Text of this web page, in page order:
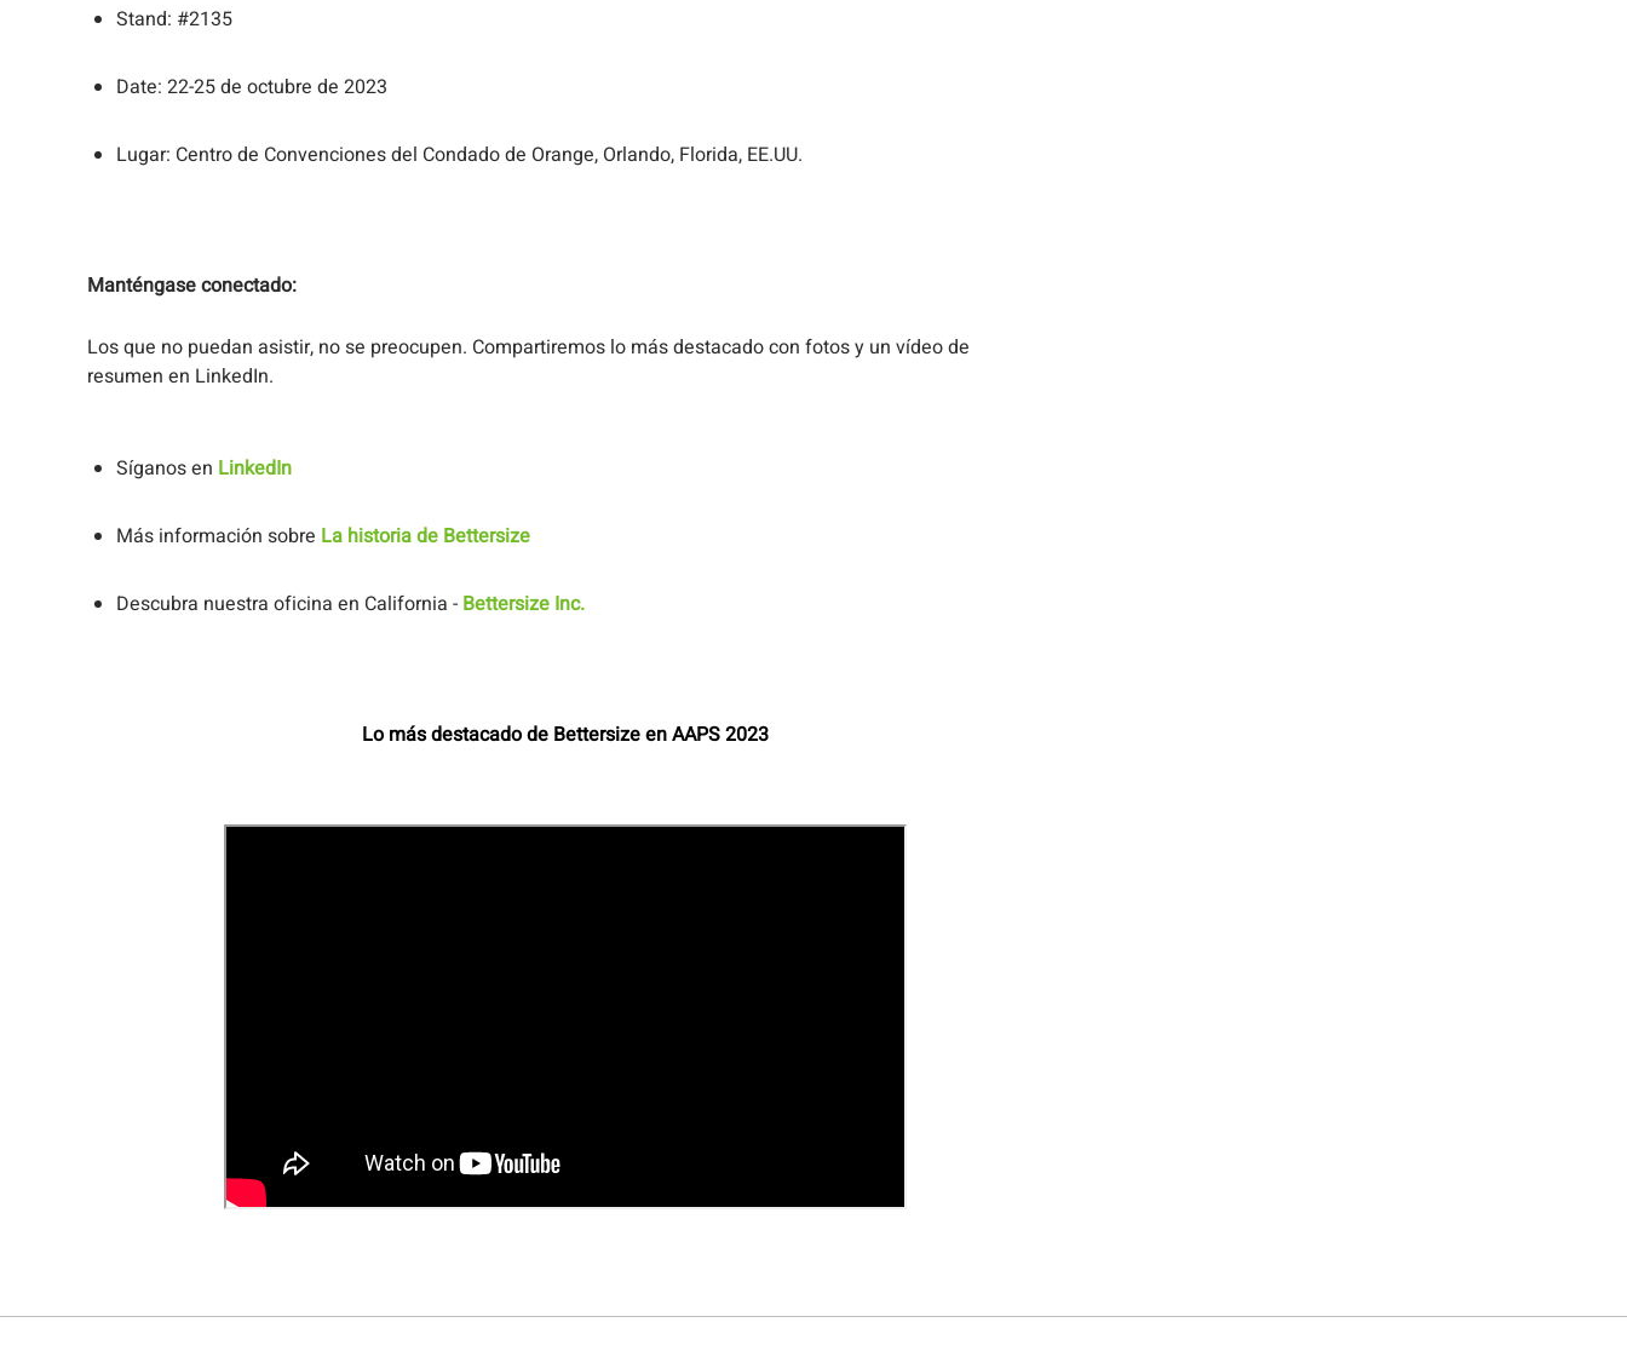
Stand: #2135
Date: 22-25 de octubre de 2023
Lugar: Centro de Convenciones del Condado de Orange, Orlando, Florida, EE.UU.
Manténgase conectado:
Los que no puedan asistir, no se preocupen. Compartiremos lo más destacado con fotos y un vídeo de
resumen en LinkedIn.
Síganos en LinkedIn
Más información sobre La historia de Bettersize
Descubra nuestra oficina en California - Bettersize Inc.
Lo más destacado de Bettersize en AAPS 2023